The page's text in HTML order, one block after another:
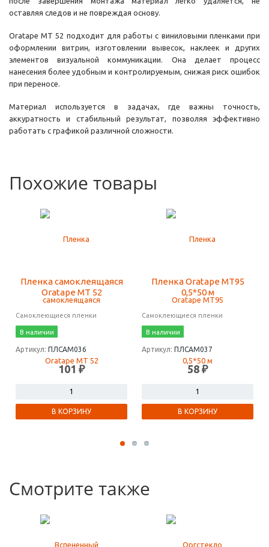
оставляя следов и не повреждая основу.
Oratape MT 52 подходит для работы с виниловыми пленками при
оформлении витрин, изготовлении вывесок, наклеек и других
элементов визуальной коммуникации. Она делает процесс
нанесения более удобным и контролируемым, снижая риск ошибок
при переносе.
Материал используется в задачах, где важны точность,
аккуратность и стабильный результат, позволяя эффективно
работать с графикой различной сложности.
Похожие товары
Пленка самоклеящаяся
Oratape MT 52
Самоклеющиеся пленки
В наличии
Артикул: ПЛСАМ036
101 ₽
В КОРЗИНУ
Пленка Oratape MT95
0,5*50 м
Самоклеющиеся пленки
В наличии
Артикул: ПЛСАМ037
58 ₽
В КОРЗИНУ
Смотрите также